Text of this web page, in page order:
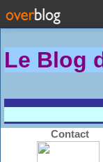
Le Blog
Contact